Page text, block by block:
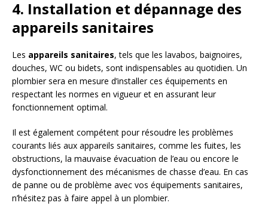
4. Installation et dépannage des
appareils sanitaires
Les appareils sanitaires, tels que les lavabos, baignoires,
douches, WC ou bidets, sont indispensables au quotidien. Un
plombier sera en mesure d’installer ces équipements en
respectant les normes en vigueur et en assurant leur
fonctionnement optimal.
Il est également compétent pour résoudre les problèmes
courants liés aux appareils sanitaires, comme les fuites, les
obstructions, la mauvaise évacuation de l’eau ou encore le
dysfonctionnement des mécanismes de chasse d’eau. En cas
de panne ou de problème avec vos équipements sanitaires,
n’hésitez pas à faire appel à un plombier.